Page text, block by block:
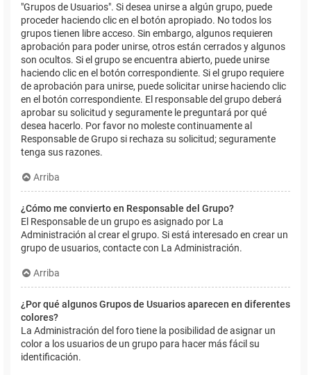
"Grupos de Usuarios". Si desea unirse a algún grupo, puede
proceder haciendo clic en el botón apropiado. No todos los
grupos tienen libre acceso. Sin embargo, algunos requieren
aprobación para poder unirse, otros están cerrados y algunos
son ocultos. Si el grupo se encuentra abierto, puede unirse
haciendo clic en el botón correspondiente. Si el grupo requiere
de aprobación para unirse, puede solicitar unirse haciendo clic
en el botón correspondiente. El responsable del grupo deberá
aprobar su solicitud y seguramente le preguntará por qué
desea hacerlo. Por favor no moleste continuamente al
Responsable de Grupo si rechaza su solicitud; seguramente
tenga sus razones.
Arriba
¿Cómo me convierto en Responsable del Grupo?
El Responsable de un grupo es asignado por La
Administración al crear el grupo. Si está interesado en crear un
grupo de usuarios, contacte con La Administración.
Arriba
¿Por qué algunos Grupos de Usuarios aparecen en diferentes
colores?
La Administración del foro tiene la posibilidad de asignar un
color a los usuarios de un grupo para hacer más fácil su
identificación.